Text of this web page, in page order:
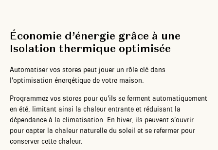
Économie d’énergie grâce à une
Isolation thermique optimisée
Automatiser vos stores peut jouer un rôle clé dans
l’optimisation énergétique de votre maison.
Programmez vos stores pour qu’ils se ferment automatiquement
en été, limitant ainsi la chaleur entrante et réduisant la
dépendance à la climatisation. En hiver, ils peuvent s’ouvrir
pour capter la chaleur naturelle du soleil et se refermer pour
conserver cette chaleur.